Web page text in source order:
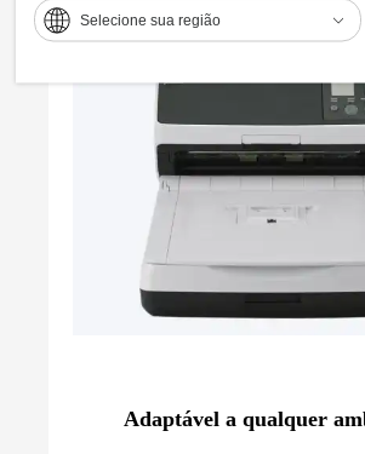
Selecione sua região
Adaptável a qualquer